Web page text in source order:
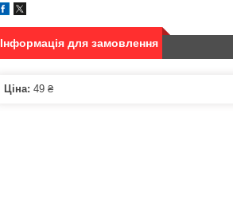
Інформація для замовлення
Ціна: 49 ₴